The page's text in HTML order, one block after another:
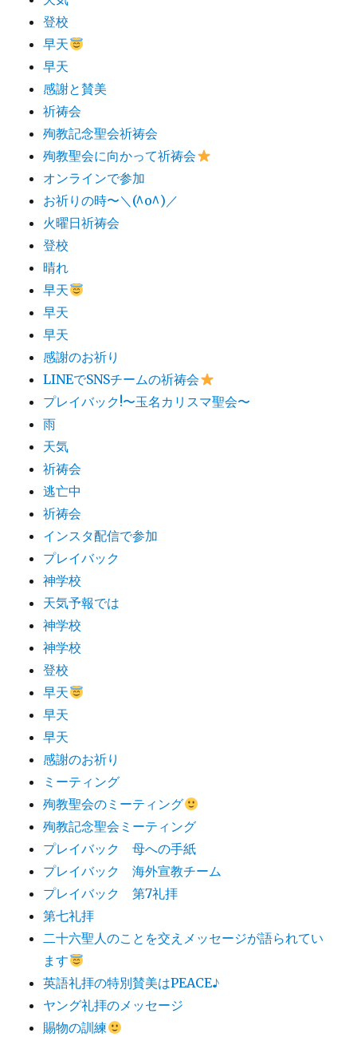
登校
早天
早天
感謝と賛美
祈祷会
殉教記念聖会祈祷会
殉教聖会に向かって祈祷会
オンラインで参加
お祈りの時〜＼(^o^)／
火曜日祈祷会
登校
晴れ
早天
早天
早天
感謝のお祈り
LINEでSNSチームの祈祷会​
プレイバック!〜玉名カリスマ聖会〜
雨
天気
祈祷会
逃亡中
祈祷会
インスタ配信で参加
プレイバック
神学校
天気予報では
神学校
神学校
登校
早天
早天
早天
感謝のお祈り
ミーティング
殉教聖会のミーティング
殉教記念聖会ミーティング
プレイバック 母への手紙
プレイバック 海外宣教チーム
プレイバック 第7礼拝
第七礼拝
二十六聖人のことを交えメッセージが語られてい
ます
英語礼拝の特別賛美はPEACE♪
ヤング礼拝のメッセージ
賜物の訓練